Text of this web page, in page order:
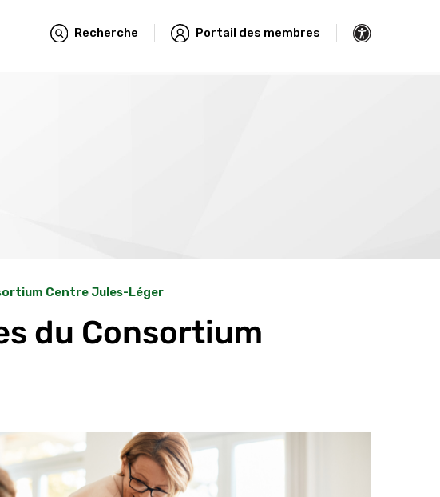
Recherche Portail des membres
Centre Jules-Léger
du Consortium